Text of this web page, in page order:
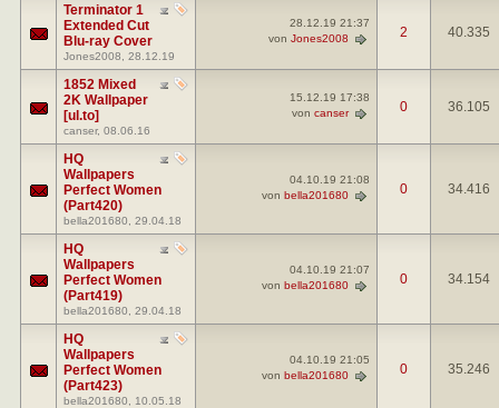
Terminator 1
Extended Cut
Blu-ray Cover
Jones2008 , 28.12.19
28.12.19 21:37
von Jones2008 2 40.335
1852 Mixed
2K Wallpaper
[ul.to]
canser, 08.06.16
15.12.19 17:38
von canser 0 36.105
HQ
Wallpapers
Perfect Women
(Part420)
bella201680 , 29.04.18
04.10.19 21:08
von bella201680 0 34.416
HQ
Wallpapers
Perfect Women
(Part419)
bella201680 , 29.04.18
04.10.19 21:07
von bella201680 0 34.154
HQ
Wallpapers
Perfect Women
(Part423)
bella201680 , 10.05.18
04.10.19 21:05
von bella201680 0 35.246